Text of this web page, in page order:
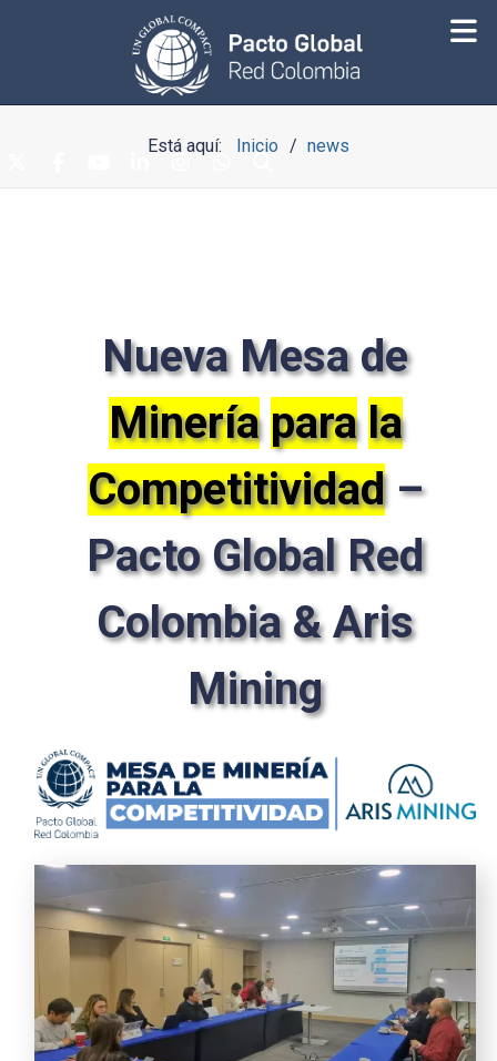
Está aquí: Inicio news
Nueva Mesa de
Minería para la
Competitividad–
Pacto Global Red
Colombia & Aris
Mining